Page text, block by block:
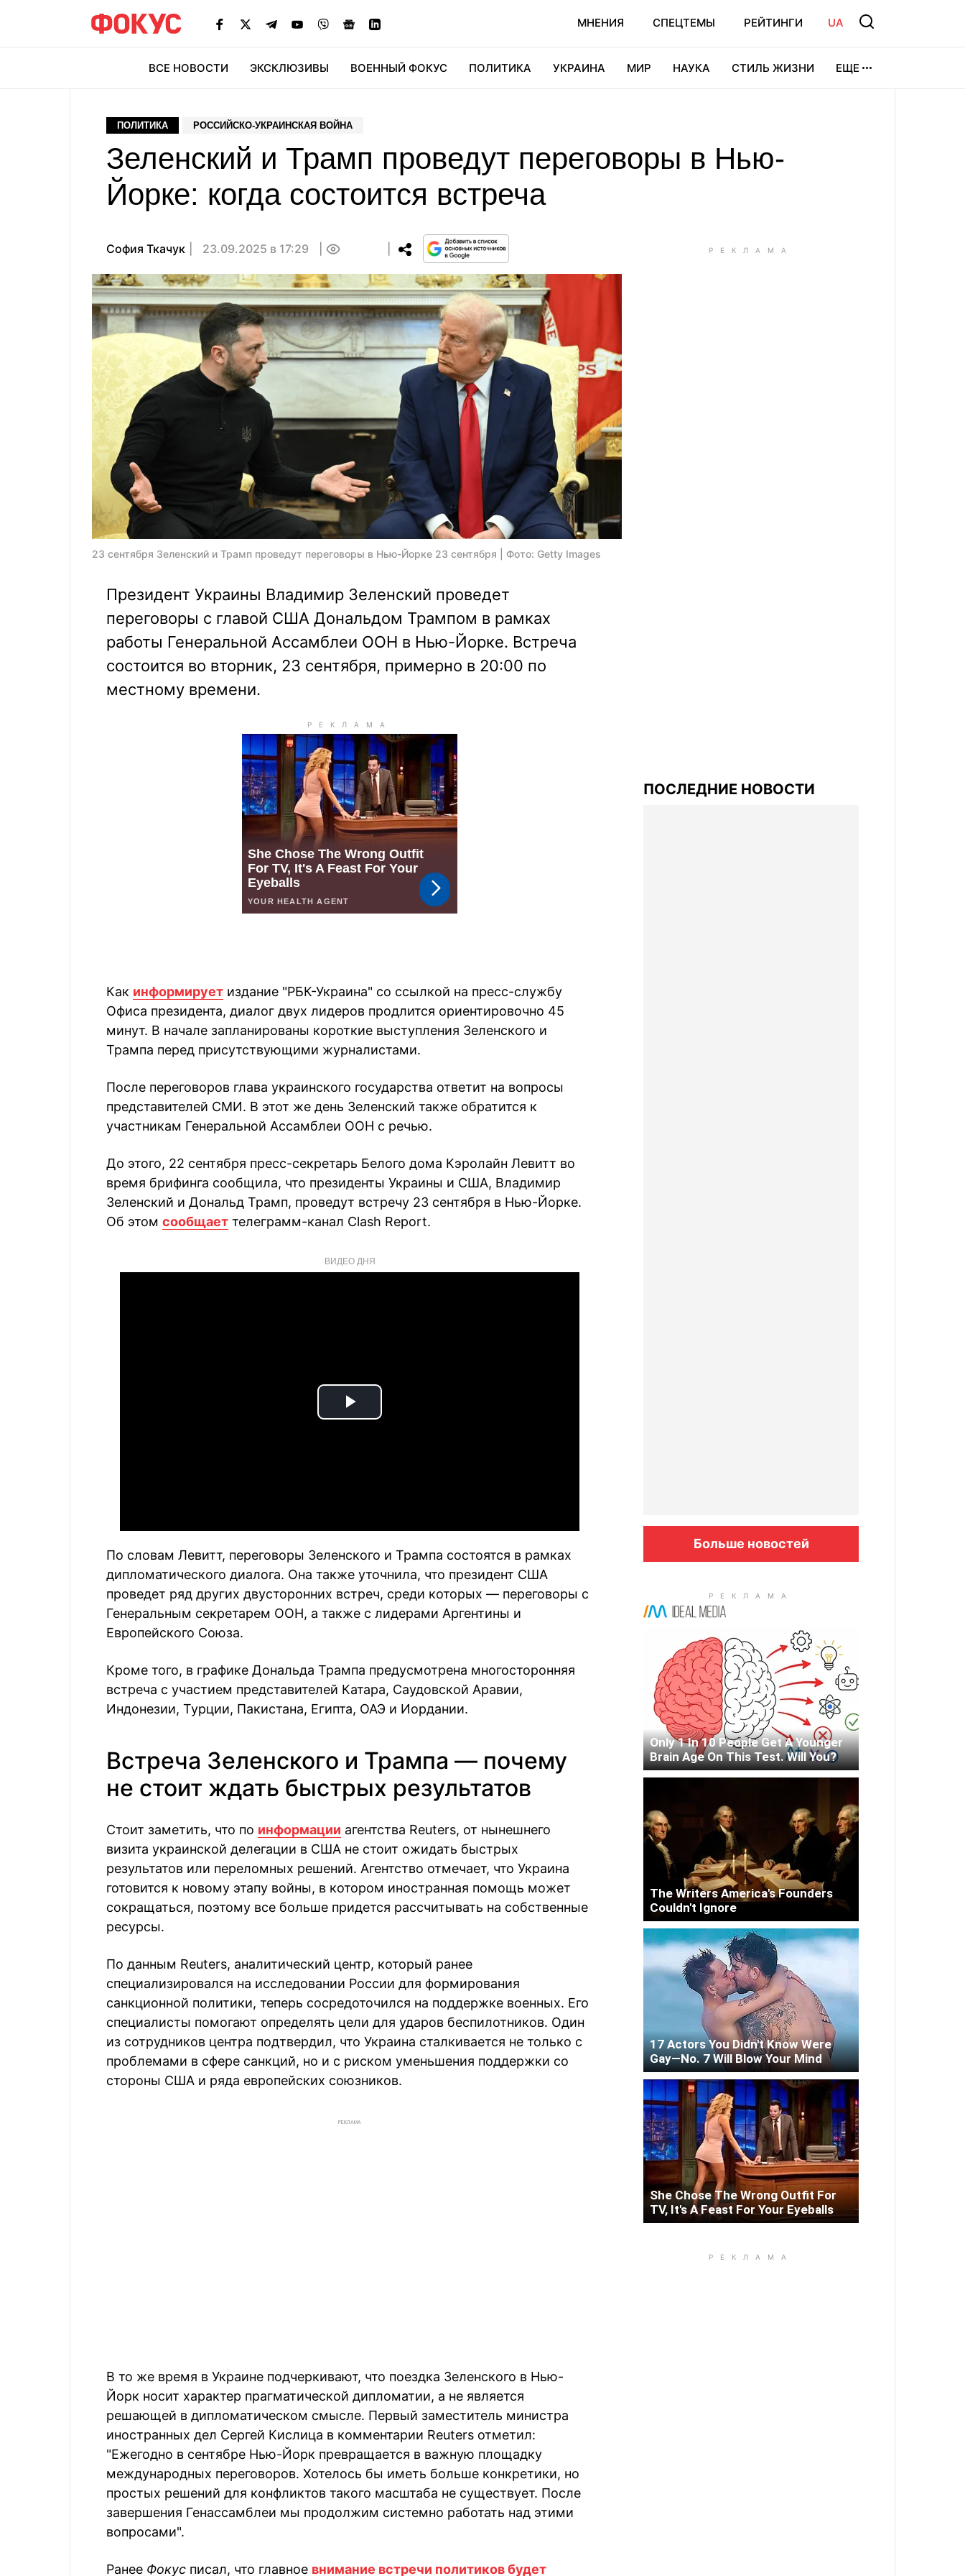
МНЕНИЯ СПЕЦТЕМЫ РЕЙТИНГИ UA
ВСЕ НОВОСТИ ЭКСКЛЮЗИВЫ ВОЕННЫЙ ФОКУС ПОЛИТИКА УКРАИНА МИР НАУКА СТИЛЬ ЖИЗНИ ЕЩЕ
ПОЛИТИКА РОССИЙСКО-УКРАИНСКАЯ ВОЙНА
Зеленский и Трамп проведут переговоры в Нью-
Йорке: когда состоится встреча
София Ткачук 23.09.2025 в 17:29
23 сентября Зеленский и Трамп проведут переговоры в Нью-Йорке 23 сентября | Фото: Getty Images
Президент Украины Владимир Зеленский проведет
переговоры с главой США Дональдом Трампом в рамках
работы Генеральной Ассамблеи ООН в Нью-Йорке. Встреча
состоится во вторник, 23 сентября, примерно в 20:00 по
местному времени.
Как информирует издание "РБК-Украина" со ссылкой на пресс-службу
Офиса президента, диалог двух лидеров продлится ориентировочно 45
минут. В начале запланированы короткие выступления Зеленского и
Трампа перед присутствующими журналистами.
После переговоров глава украинского государства ответит на вопросы
представителей СМИ. В этот же день Зеленский также обратится к
участникам Генеральной Ассамблеи ООН с речью.
До этого, 22 сентября пресс-секретарь Белого дома Кэролайн Левитт во
время брифинга сообщила, что президенты Украины и США, Владимир
Зеленский и Дональд Трамп, проведут встречу 23 сентября в Нью-Йорке.
Об этом сообщает телеграмм-канал Clash Report.
ВИДЕО ДНЯ
Play
По словам Левитт, переговоры Зеленского и Трампа состоятся в рамках
дипломатического диалога. Она также уточнила, что президент США
проведет ряд других двусторонних встреч, среди которых — переговоры с
Генеральным секретарем ООН, а также с лидерами Аргентины и
Европейского Союза.
Кроме того, в графике Дональда Трампа предусмотрена многосторонняя
встреча с участием представителей Катара, Саудовской Аравии,
Индонезии, Турции, Пакистана, Египта, ОАЭ и Иордании.
Встреча Зеленского и Трампа — почему
не стоит ждать быстрых результатов
Стоит заметить, что по информации агентства Reuters, от нынешнего
визита украинской делегации в США не стоит ожидать быстрых
результатов или переломных решений. Агентство отмечает, что Украина
готовится к новому этапу войны, в котором иностранная помощь может
сокращаться, поэтому все больше придется рассчитывать на собственные
ресурсы.
По данным Reuters, аналитический центр, который ранее
специализировался на исследовании России для формирования
санкционной политики, теперь сосредоточился на поддержке военных. Его
специалисты помогают определять цели для ударов беспилотников. Один
из сотрудников центра подтвердил, что Украина сталкивается не только с
проблемами в сфере санкций, но и с риском уменьшения поддержки со
стороны США и ряда европейских союзников.
РЕКЛАМА
В то же время в Украине подчеркивают, что поездка Зеленского в Нью-
Йорк носит характер прагматической дипломатии, а не является
решающей в дипломатическом смысле. Первый заместитель министра
иностранных дел Сергей Кислица в комментарии Reuters отметил:
"Ежегодно в сентябре Нью-Йорк превращается в важную площадку
международных переговоров. Хотелось бы иметь больше конкретики, но
простых решений для конфликтов такого масштаба не существует. После
завершения Генассамблеи мы продолжим системно работать над этими
вопросами".
Ранее Фокус писал, что главное внимание встречи политиков будет
ПОСЛЕДНИЕ НОВОСТИ
Больше новостей